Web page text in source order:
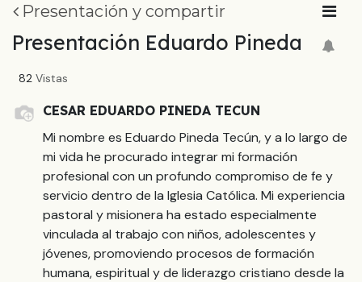
Presentación y compartir
Presentación Eduardo Pineda
82 Vistas
CESAR EDUARDO PINEDA TECUN
Mi nombre es Eduardo Pineda Tecún, y a lo largo de
mi vida he procurado integrar mi formación
profesional con un profundo compromiso de fe y
servicio dentro de la Iglesia Católica. Mi experiencia
pastoral y misionera ha estado especialmente
vinculada al trabajo con niños, adolescentes y
jóvenes, promoviendo procesos de formación
humana, espiritual y de liderazgo cristiano desde la